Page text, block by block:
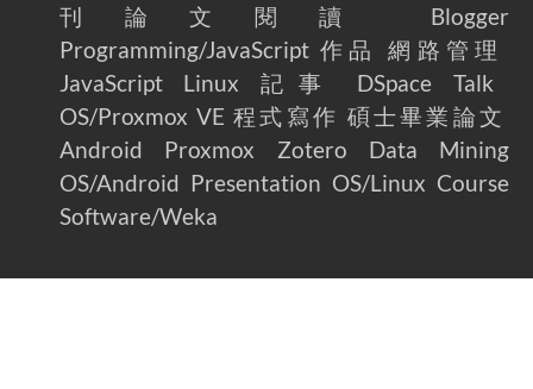
刊論文閱讀
Blogger
Programming/JavaScript 作品
網路管理
JavaScript
Linux 記事 DSpace
Talk
OS/Proxmox VE 程式寫作 碩士畢業論文
Android
Proxmox Zotero
Data Mining
OS/Android Presentation OS/Linux Course
Software/Weka